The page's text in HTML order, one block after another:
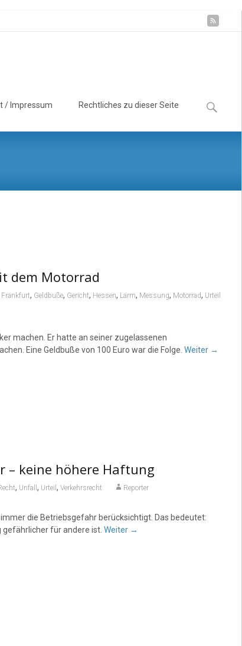
/ Impressum Rechtliches zu dieser Seite
Suchen
nach:
dem Motorrad
Frankfurt, Geldbuße, Gericht, Hessen, Lärm, Messung, Motorrad, Urteil
machen. Er hatte an seiner zugelassenen
Eine Geldbuße von 100 Euro war die Folge. Weiter →
– keine höhere Haftung
, Unfall , Urteil , Verkehrsrecht Reporter
die Betriebsgefahr berücksichtigt. Das bedeutet:
gefährlicher für andere ist. Weiter →